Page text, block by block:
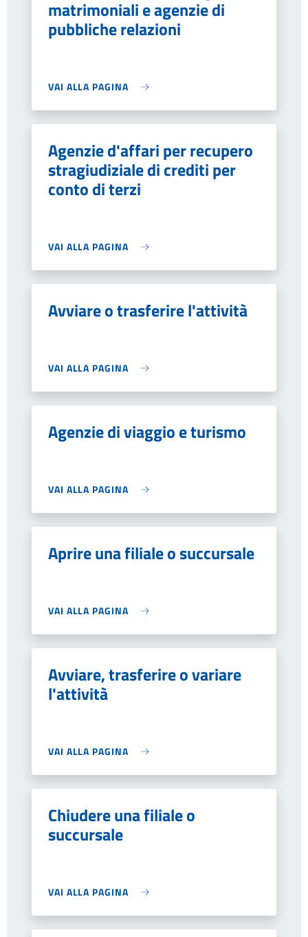
matrimoniali e agenzie di
pubbliche relazioni
VAI ALLA PAGINA
Agenzie d'affari per recupero
stragiudiziale di crediti per
conto di terzi
VAI ALLA PAGINA
Avviare o trasferire l'attività
VAI ALLA PAGINA
Agenzie di viaggio e turismo
VAI ALLA PAGINA
Aprire una filiale o succursale
VAI ALLA PAGINA
Avviare, trasferire o variare
l'attività
VAI ALLA PAGINA
Chiudere una filiale o
succursale
VAI ALLA PAGINA